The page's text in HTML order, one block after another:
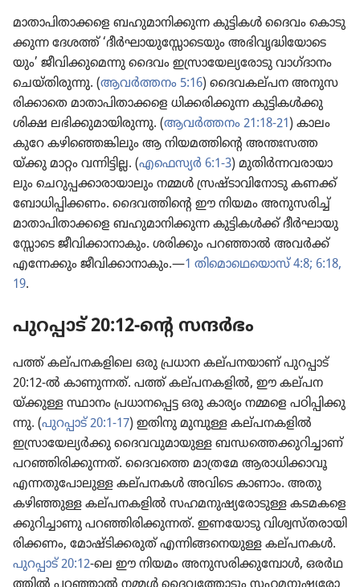
മാതാ​പി​താ​ക്ക​ളെ ബഹുമാ​നി​ക്കുന്ന കുട്ടികൾ ദൈവം കൊടു​
ക്കുന്ന ദേശത്ത്‌ ‘ദീർഘാ​യു​സ്സോ​ടെ​യും അഭിവൃ​ദ്ധി​യോ​ടെ​
യും’ ജീവി​ക്കു​മെന്നു ദൈവം ഇസ്രാ​യേ​ല്യ​രോ​ടു വാഗ്‌ദാ​നം
ചെയ്‌തി​രു​ന്നു. (ആവർത്തനം 5:16) ദൈവ​ക​ല്‌പന അനുസ​
രി​ക്കാ​തെ മാതാ​പി​താ​ക്കളെ ധിക്കരി​ക്കുന്ന കുട്ടി​കൾക്കു
ശിക്ഷ ലഭിക്കു​മാ​യി​രു​ന്നു. (ആവർത്തനം 21:18-21) കാലം
കുറേ കഴി​ഞ്ഞെ​ങ്കി​ലും ആ നിയമ​ത്തി​ന്റെ അന്തഃസ​ത്ത​
യ്‌ക്കു മാറ്റം വന്നിട്ടില്ല. (എഫെസ്യർ 6:1-3) മുതിർന്ന​വ​രാ​യാ​
ലും ചെറു​പ്പ​ക്കാ​രാ​യാ​ലും നമ്മൾ സ്രഷ്ടാ​വി​നോ​ടു കണക്ക്‌
ബോധി​പ്പി​ക്കണം. ദൈവ​ത്തി​ന്റെ ഈ നിയമം അനുസ​രിച്ച്‌
മാതാ​പി​താ​ക്കളെ ബഹുമാ​നി​ക്കുന്ന കുട്ടി​കൾക്ക്‌ ദീർഘാ​യു​
സ്സോ​ടെ ജീവി​ക്കാ​നാ​കും. ശരിക്കും പറഞ്ഞാൽ അവർക്ക്‌
എന്നേക്കും ജീവി​ക്കാ​നാ​കും.—1 തിമൊ​ഥെ​യൊസ്‌ 4:8; 6:18,
19.
പുറപ്പാട്‌ 20:12-ന്റെ സന്ദർഭം
പത്ത്‌ കല്‌പ​ന​ക​ളി​ലെ ഒരു പ്രധാന കല്‌പ​ന​യാണ്‌ പുറപ്പാട്‌
20:12-ൽ കാണു​ന്നത്‌. പത്ത്‌ കല്‌പ​ന​ക​ളിൽ, ഈ കല്‌പ​ന​
യ്‌ക്കുള്ള സ്ഥാനം പ്രധാ​ന​പ്പെട്ട ഒരു കാര്യം നമ്മളെ പഠിപ്പി​ക്കു​
ന്നു. (പുറപ്പാട്‌ 20:1-17) ഇതിനു മുമ്പുള്ള കല്‌പ​ന​ക​ളിൽ
ഇസ്രാ​യേ​ല്യർക്കു ദൈവ​വു​മാ​യുള്ള ബന്ധത്തെ​ക്കു​റി​ച്ചാണ്‌
പറഞ്ഞി​രി​ക്കു​ന്നത്‌. ദൈവത്തെ മാത്രമേ ആരാധി​ക്കാ​വൂ
എന്നതു​പോ​ലുള്ള കല്‌പ​നകൾ അവിടെ കാണാം. അതു
കഴിഞ്ഞുള്ള കല്‌പ​ന​ക​ളിൽ സഹമനു​ഷ്യ​രോ​ടുള്ള കടമക​ളെ​
ക്കു​റി​ച്ചാ​ണു പറഞ്ഞി​രി​ക്കു​ന്നത്‌. ഇണയോ​ടു വിശ്വ​സ്‌ത​രാ​യി​
രി​ക്കണം, മോഷ്ടി​ക്ക​രുത്‌ എന്നിങ്ങ​നെ​യുള്ള കല്‌പ​നകൾ.
പുറപ്പാട്‌ 20:12-ലെ ഈ നിയമം അനുസ​രി​ക്കു​മ്പോൾ, ഒരർഥ​